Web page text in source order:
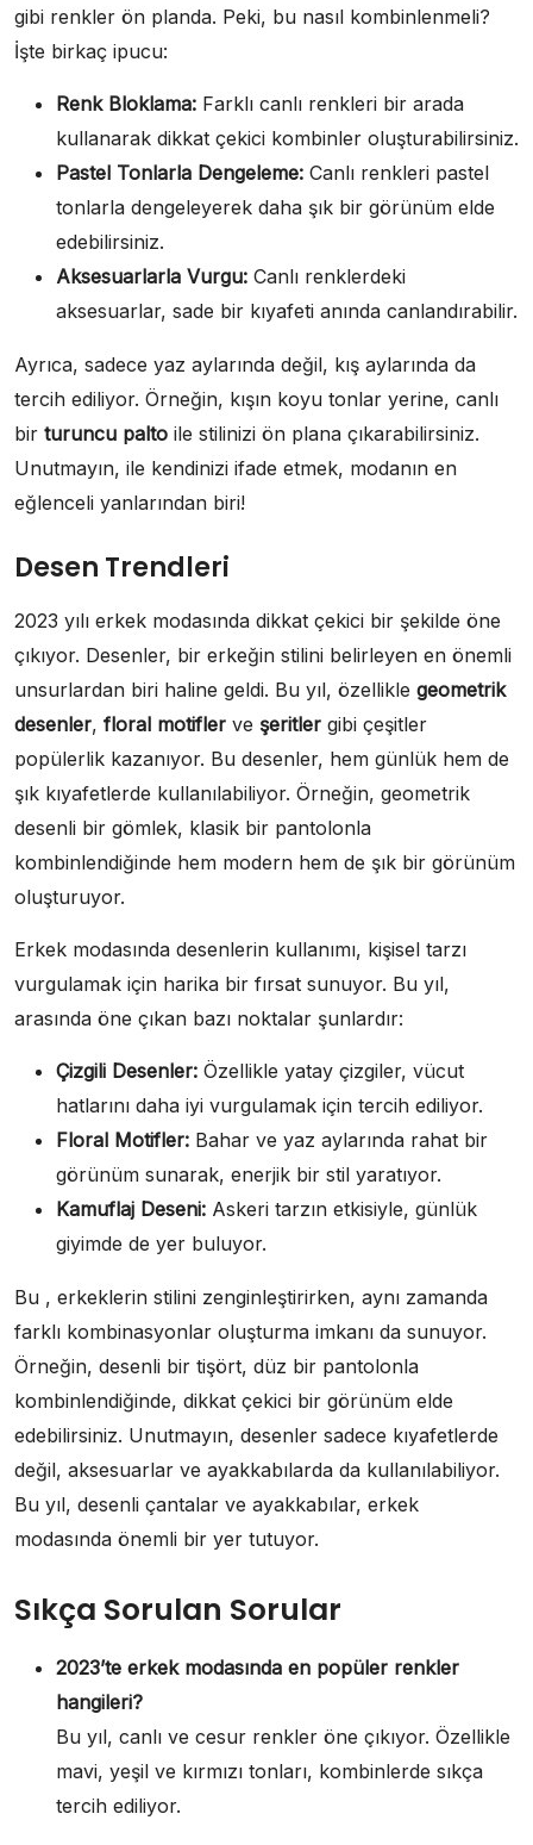
gibi renkler ön planda. Peki, bu nasıl kombinlenmeli?
İşte birkaç ipucu:
Renk Bloklama: Farklı canlı renkleri bir arada
kullanarak dikkat çekici kombinler oluşturabilirsiniz.
Pastel Tonlarla Dengeleme: Canlı renkleri pastel
tonlarla dengeleyerek daha şık bir görünüm elde
edebilirsiniz.
Aksesuarlarla Vurgu: Canlı renklerdeki
aksesuarlar, sade bir kıyafeti anında canlandırabilir.
Ayrıca, sadece yaz aylarında değil, kış aylarında da
tercih ediliyor. Örneğin, kışın koyu tonlar yerine, canlı
bir turuncu palto ile stilinizi ön plana çıkarabilirsiniz.
Unutmayın, ile kendinizi ifade etmek, modanın en
eğlenceli yanlarından biri!
Desen Trendleri
2023 yılı erkek modasında dikkat çekici bir şekilde öne
çıkıyor. Desenler, bir erkeğin stilini belirleyen en önemli
unsurlardan biri haline geldi. Bu yıl, özellikle geometrik
desenler, floral motifler ve şeritler gibi çeşitler
popülerlik kazanıyor. Bu desenler, hem günlük hem de
şık kıyafetlerde kullanılabiliyor. Örneğin, geometrik
desenli bir gömlek, klasik bir pantolonla
kombinlendiğinde hem modern hem de şık bir görünüm
oluşturuyor.
Erkek modasında desenlerin kullanımı, kişisel tarzı
vurgulamak için harika bir fırsat sunuyor. Bu yıl,
arasında öne çıkan bazı noktalar şunlardır:
Çizgili Desenler: Özellikle yatay çizgiler, vücut
hatlarını daha iyi vurgulamak için tercih ediliyor.
Floral Motifler: Bahar ve yaz aylarında rahat bir
görünüm sunarak, enerjik bir stil yaratıyor.
Kamuflaj Deseni: Askeri tarzın etkisiyle, günlük
giyimde de yer buluyor.
Bu , erkeklerin stilini zenginleştirirken, aynı zamanda
farklı kombinasyonlar oluşturma imkanı da sunuyor.
Örneğin, desenli bir tişört, düz bir pantolonla
kombinlendiğinde, dikkat çekici bir görünüm elde
edebilirsiniz. Unutmayın, desenler sadece kıyafetlerde
değil, aksesuarlar ve ayakkabılarda da kullanılabiliyor.
Bu yıl, desenli çantalar ve ayakkabılar, erkek
modasında önemli bir yer tutuyor.
Sıkça Sorulan Sorular
2023’te erkek modasında en popüler renkler
hangileri?
Bu yıl, canlı ve cesur renkler öne çıkıyor. Özellikle
mavi, yeşil ve kırmızı tonları, kombinlerde sıkça
tercih ediliyor.